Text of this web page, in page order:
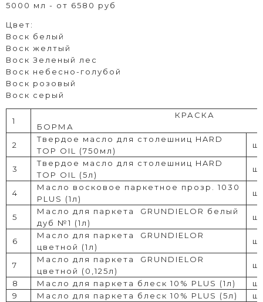
5000 мл - от 6580 руб
Цвет:
Воск белый
Воск желтый
Воск Зеленый лес
Воск небесно-голубой
Воск розовый
Воск серый
1
КРАСКА
БОРМА
2
Твердое масло для столешниц HARD
TOP OIL (750мл)
3
Твердое масло для столешниц HARD
TOP OIL (5л)
4
Масло восковое паркетное прозр. 1030
PLUS (1л)
5
Масло для паркета
GRUNDIELOR белый
дуб №1 (1л)
6
Масло для паркета
GRUNDIELOR
цветной (1л)
7
Масло для паркета
GRUNDIELOR
цветной (0,125л)
8
Масло для паркета блеск 10% PLUS (1л)
9
Масло для паркета блеск 10% PLUS (5л)